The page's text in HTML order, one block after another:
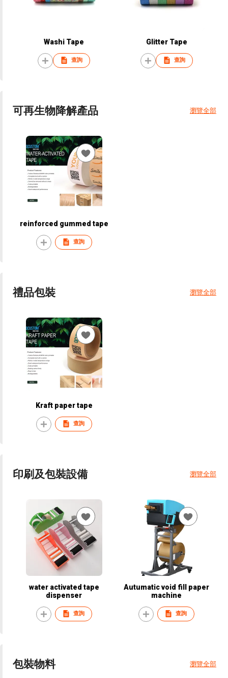
Washi Tape
查詢
Glitter Tape
查詢
可再生物降解產品 瀏覽全部
reinforced gummed tape
查詢
禮品包裝 瀏覽全部
Kraft paper tape
查詢
印刷及包裝設備 瀏覽全部
water activated tape
dispenser
查詢
Autumatic void fill paper
machine
查詢
包裝物料 瀏覽全部